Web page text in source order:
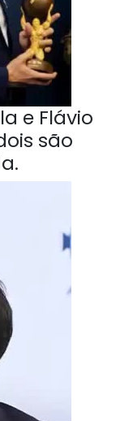
e Flávio
são